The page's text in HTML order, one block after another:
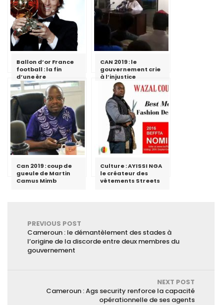
Ballon d’or France
football : la fin
d’une ère
CAN 2019 : le
gouvernement crie
à l’injustice
Can 2019 : coup de
gueule de Martin
Camus Mimb
Culture : AYISSI NGA
le créateur des
vêtements Streets
PREVIOUS POST
Cameroun : le démantèlement des stades à
l’origine de la discorde entre deux membres du
gouvernement
NEXT POST
Cameroun : Ags security renforce la capacité
opérationnelle de ses agents